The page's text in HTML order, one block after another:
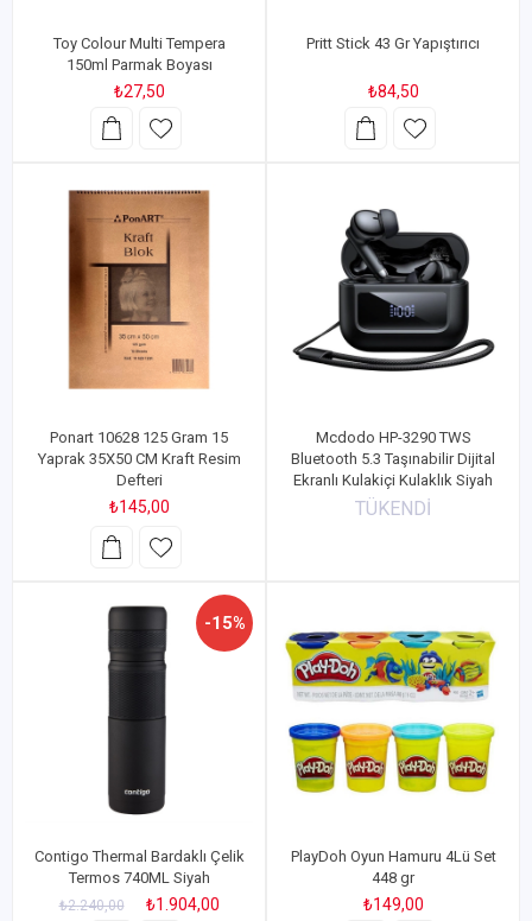
Toy Colour Multi Tempera
150ml Parmak Boyası
₺27,50
Pritt Stick 43 Gr Yapıştırıcı
₺84,50
Ponart 10628 125 Gram 15
Yaprak 35X50 CM Kraft Resim
Defteri
₺145,00
Mcdodo HP-3290 TWS
Bluetooth 5.3 Taşınabilir Dijital
Ekranlı Kulakiçi Kulaklık Siyah
TÜKENDİ
-15%
Contigo Thermal Bardaklı Çelik
Termos 740ML Siyah
₺2.240,00 ₺1.904,00
PlayDoh Oyun Hamuru 4Lü Set
448 gr
₺149,00